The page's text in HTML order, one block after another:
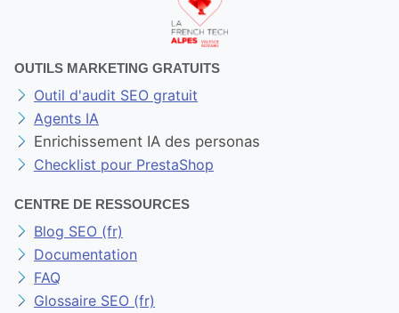
OUTILS MARKETING GRATUITS
Outil d'audit SEO gratuit
Agents IA
Enrichissement IA des personas
Checklist pour PrestaShop
CENTRE DE RESSOURCES
Blog SEO (fr)
Documentation
FAQ
Glossaire SEO (fr)